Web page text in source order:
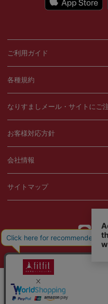
ご利用ガイド
各種規約
なりすましメール・サイトにご
お客様対応方針
会社情報
サイトマップ
当サイトではCookieを使用します。
プライバシー規約」をご覧ください。